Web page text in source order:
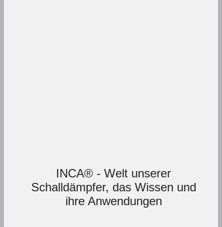
INCA® - Welt unserer
Schalldämpfer, das Wissen und
ihre Anwendungen